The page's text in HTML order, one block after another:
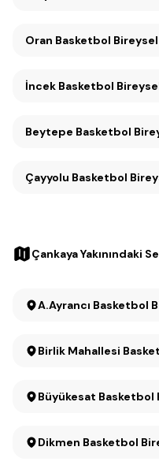
Oran Basketbol
İncek Basketbol
Beytepe Basketbol
Çayyolu Basketbol
Çankaya Yakınındaki
A.Ayrancı Basketbol
Birlik Mahallesi
Büyükesat
Dikmen